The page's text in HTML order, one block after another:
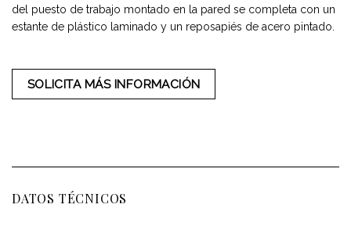
del puesto de trabajo montado en la pared se completa con un
estante de plástico laminado y un reposapiés de acero pintado.
SOLICITA MÁS INFORMACIÓN
DATOS TÉCNICOS